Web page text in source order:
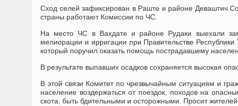
Сход селей зафиксирован в Раште и районе Деваштич
страны работают Комиссии по ЧС.
На место ЧС в Вахдате и районе Рудаки выехали
мелиорации и ирригации при Правительстве
который поручил оказать помощь пострадавшему
В результате выпавших осадков сохраняется высокая
В этой связи Комитет по чрезвычайным ситуациям и
население воздержаться от поездок, походов на
скота, быть бдительными и осторожными. Просит